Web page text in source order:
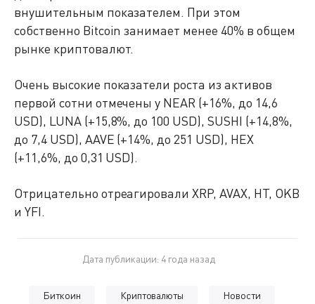
внушительным показателем. При этом
собственно Bitcoin занимает менее 40% в общем
рынке криптовалют.
Очень высокие показатели роста из активов
первой сотни отмечены у NEAR (+16%, до 14,6
USD), LUNA (+15,8%, до 100 USD), SUSHI (+14,8%,
до 7,4 USD), AAVE (+14%, до 251 USD), HEX
(+11,6%, до 0,31 USD).
Отрицательно отреагировали XRP, AVAX, HT, OKB
и YFI.
Дата публикации: 4 года назад
Биткоин Криптовалюты Новости